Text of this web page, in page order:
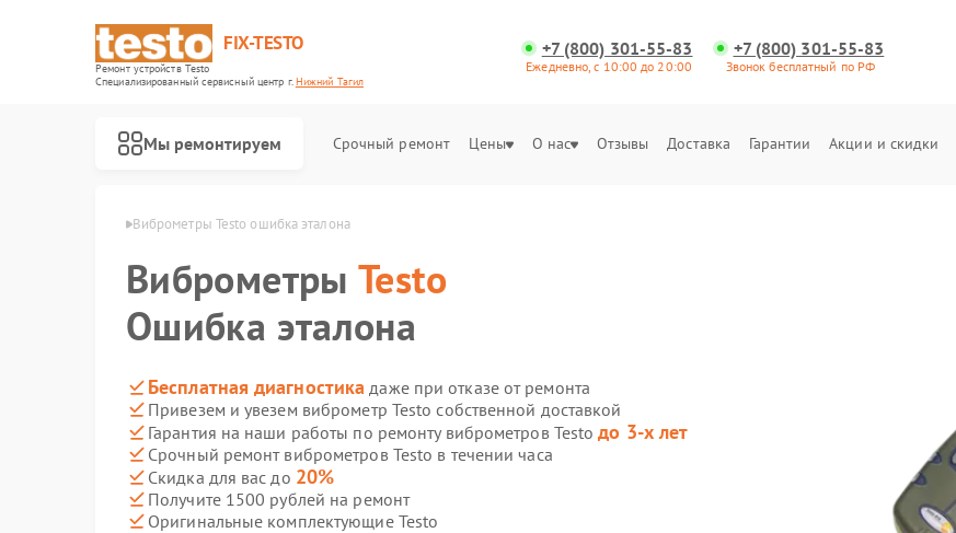
FIX-TESTO
Ремонт устройств Testo
Специализированный cервисный центр г.Нижний Тагил
+7 (800) 301-55-83
Ежедневно, с 10:00 до 20:00
+7 (800) 301-55-83
Звонок бесплатный по РФ
Мы ремонтируем Срочный ремонт Цены О нас Отзывы Доставка Гарантии Акции и скидки
Виброметры Testo ошибка эталона
Виброметры Testo
Ошибка эталона
Бесплатная диагностика даже при отказе от ремонта
Привезем и увезем виброметр Testo собственной доставкой
Гарантия на наши работы по ремонту виброметров Testoдо 3-х лет
Срочный ремонт виброметров Testo в течении часа
Скидка для вас до 20%
Получите 1500 рублей на ремонт
Оригинальные комплектующие Testo